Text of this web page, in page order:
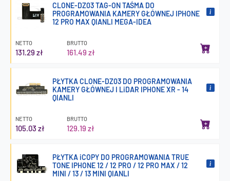
CLONE-DZ03 TAG-ON TAŚMA DO
PROGRAMOWANIA KAMERY GŁÓWNEJ IPHONE
12 PRO MAX QIANLI MEGA-IDEA
NETTO
131.29 zł
BRUTTO
161.49 zł
PŁYTKA CLONE-DZ03 DO PROGRAMOWANIA
KAMERY GŁÓWNEJ I LiDAR IPHONE XR - 14
QIANLI
NETTO
105.03 zł
BRUTTO
129.19 zł
PŁYTKA iCOPY DO PROGRAMOWANIA TRUE
TONE IPHONE 12 / 12 PRO / 12 PRO MAX / 12
MINI / 13 / 13 MINI QIANLI